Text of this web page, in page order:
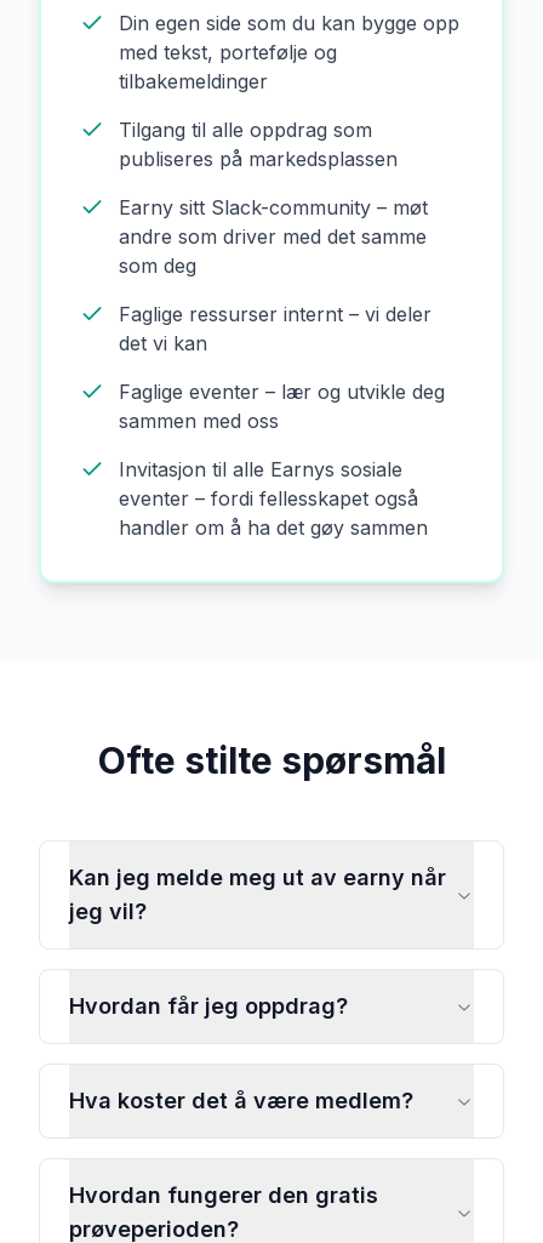
Din egen side som du kan bygge opp
med tekst, portefølje og
tilbakemeldinger
Tilgang til alle oppdrag som
publiseres på markedsplassen
Earny sitt Slack-community – møt
andre som driver med det samme
som deg
Faglige ressurser internt – vi deler
det vi kan
Faglige eventer – lær og utvikle deg
sammen med oss
Invitasjon til alle Earnys sosiale
eventer – fordi fellesskapet også
handler om å ha det gøy sammen
Ofte stilte spørsmål
Kan jeg melde meg ut av earny når
jeg vil?
Hvordan får jeg oppdrag?
Hva koster det å være medlem?
Hvordan fungerer den gratis
prøveperioden?